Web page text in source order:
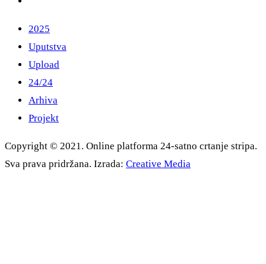
2025
Uputstva
Upload
24/24
Arhiva
Projekt
Copyright © 2021. Online platforma 24-satno crtanje stripa.
Sva prava pridržana. Izrada: Creative Media